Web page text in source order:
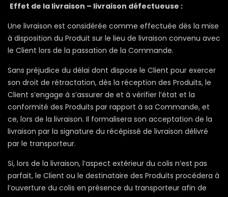
Effet de la livraison – livraison défectueuse :
Une livraison est considérée comme effectuée dès la mise
à disposition du Produit sur le lieu de livraison convenu avec
le Client lors de la passation de la Commande.
Sans préjudice du délai dont dispose le Client pour exercer
son droit de rétractation, dès la réception des Produits, le
Client s’engage à s’assurer de et à vérifier l’état et la
conformité des Produits par rapport à sa Commande, et
ce, lors de la livraison. Il formalisera son acceptation de la
livraison par la signature du récépissé de livraison délivré
par le transporteur.
Si, lors de la livraison, l’aspect extérieur du colis n’est pas
parfait, le Client ou le destinataire des Produits procédera à
l’ouverture du colis en présence du transporteur afin de